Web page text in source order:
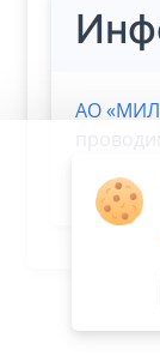
АО